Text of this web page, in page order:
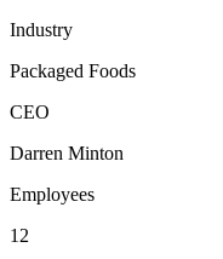
Industry
Packaged Foods
CEO
Darren Minton
Employees
12